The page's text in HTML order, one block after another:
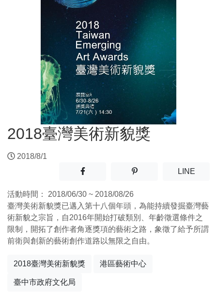
2018臺灣美術新貌獎
2018/8/1
分享至facebook(另開新視窗)
分享至噗浪(另開新視窗)
LINE(另開
活動時間：
2018/06/30 ~ 2018/08/26
臺灣美術新貌獎已邁入第十八個年頭，為能持續發掘臺灣藝
術新貌之宗旨，自2016年開始打破類別、年齡徵選條件之
限制，開拓了創作者角逐獎項的藝術之路，象徵了給予所謂
前衛與創新的藝術創作道路以無限之自由。
2018臺灣美術新貌獎 港區藝術中心
臺中市政府文化局